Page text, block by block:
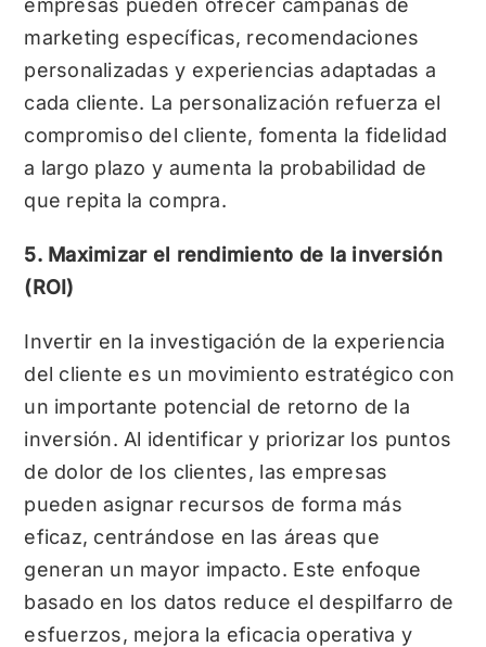
marketing específicas, recomendaciones
personalizadas y experiencias adaptadas a
cada cliente. La personalización refuerza el
compromiso del cliente, fomenta la fidelidad
a largo plazo y aumenta la probabilidad de
que repita la compra.
5. Maximizar el rendimiento de la inversión
(ROI)
Invertir en la investigación de la experiencia
del cliente es un movimiento estratégico con
un importante potencial de retorno de la
inversión. Al identificar y priorizar los puntos
de dolor de los clientes, las empresas
pueden asignar recursos de forma más
eficaz, centrándose en las áreas que
generan un mayor impacto. Este enfoque
basado en los datos reduce el despilfarro de
esfuerzos, mejora la eficacia operativa y